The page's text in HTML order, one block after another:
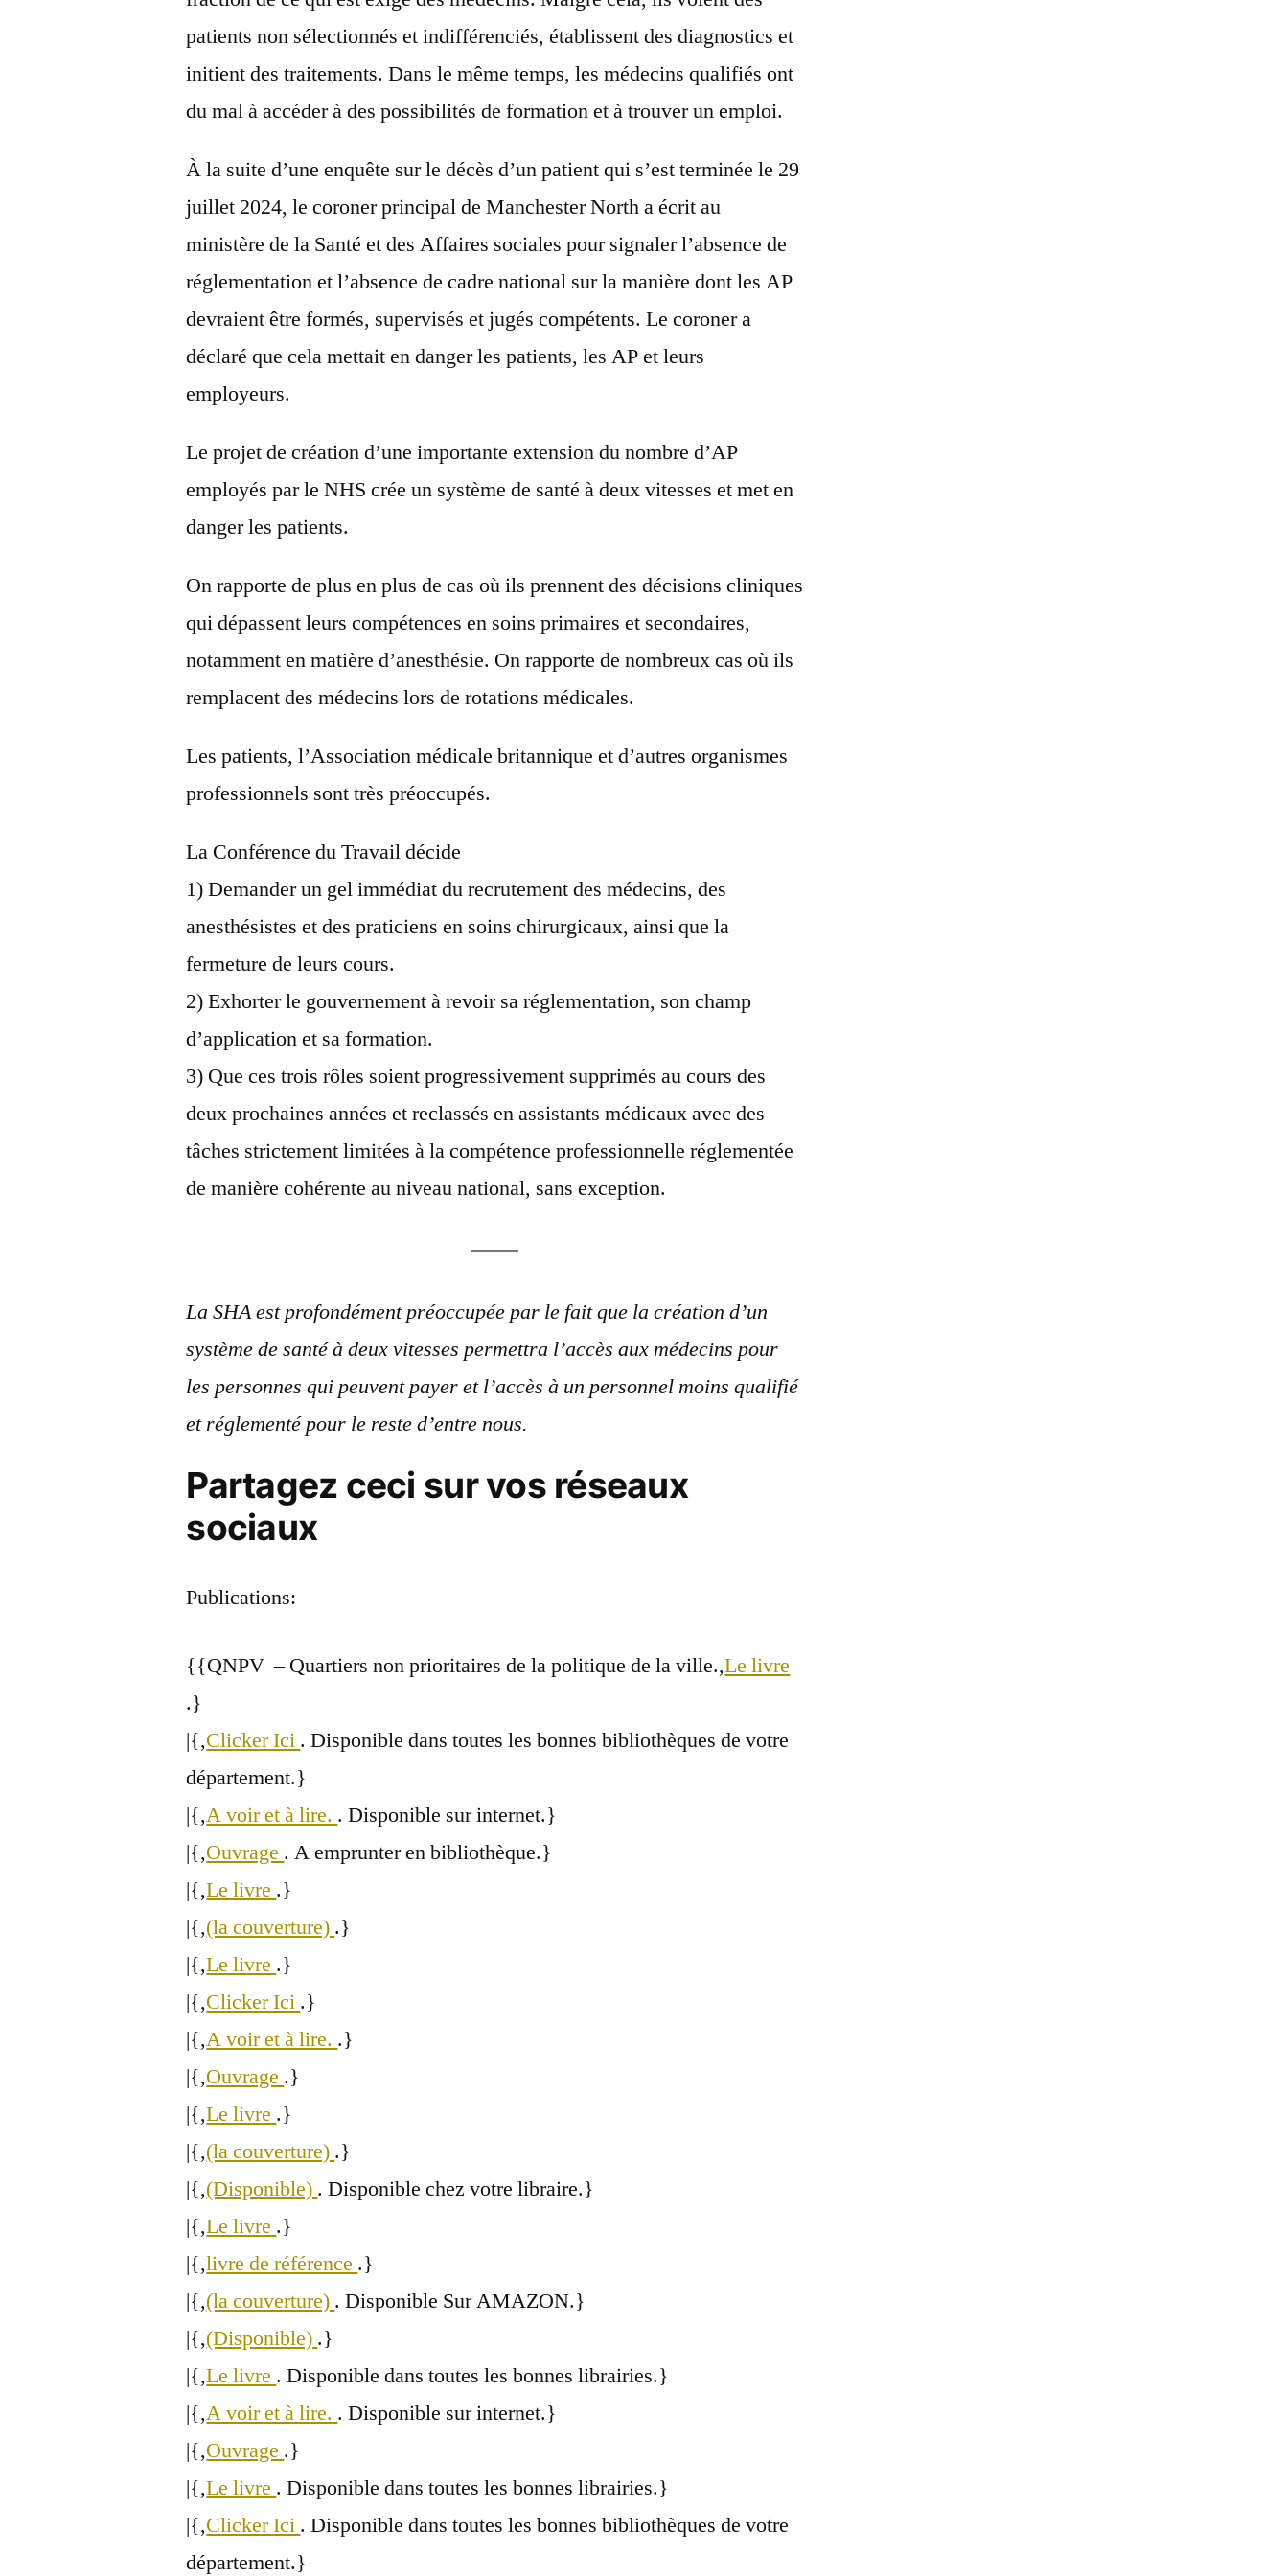
patients non sélectionnés et indifférenciés, établissent des diagnostics et
initient des traitements. Dans le même temps, les médecins qualifiés ont
du mal à accéder à des possibilités de formation et à trouver un emploi.
À la suite d’une enquête sur le décès d’un patient qui s’est terminée le 29
juillet 2024, le coroner principal de Manchester North a écrit au
ministère de la Santé et des Affaires sociales pour signaler l’absence de
réglementation et l’absence de cadre national sur la manière dont les AP
devraient être formés, supervisés et jugés compétents. Le coroner a
déclaré que cela mettait en danger les patients, les AP et leurs
employeurs.
Le projet de création d’une importante extension du nombre d’AP
employés par le NHS crée un système de santé à deux vitesses et met en
danger les patients.
On rapporte de plus en plus de cas où ils prennent des décisions cliniques
qui dépassent leurs compétences en soins primaires et secondaires,
notamment en matière d’anesthésie. On rapporte de nombreux cas où ils
remplacent des médecins lors de rotations médicales.
Les patients, l’Association médicale britannique et d’autres organismes
professionnels sont très préoccupés.
La Conférence du Travail décide
1) Demander un gel immédiat du recrutement des médecins, des
anesthésistes et des praticiens en soins chirurgicaux, ainsi que la
fermeture de leurs cours.
2) Exhorter le gouvernement à revoir sa réglementation, son champ
d’application et sa formation.
3) Que ces trois rôles soient progressivement supprimés au cours des
deux prochaines années et reclassés en assistants médicaux avec des
tâches strictement limitées à la compétence professionnelle réglementée
de manière cohérente au niveau national, sans exception.
La SHA est profondément préoccupée par le fait que la création d’un
système de santé à deux vitesses permettra l’accès aux médecins pour
les personnes qui peuvent payer et l’accès à un personnel moins qualifié
et réglementé pour le reste d’entre nous.
Partagez ceci sur vos réseaux
sociaux
Publications:
{{QNPV – Quartiers non prioritaires de la politique de la ville.,Le livre
.}
|{,Clicker Ici . Disponible dans toutes les bonnes bibliothèques de votre
département.}
|{,A voir et à lire. . Disponible sur internet.}
|{,Ouvrage . A emprunter en bibliothèque.}
|{,Le livre .}
|{,(la couverture) .}
|{,Le livre .}
|{,Clicker Ici .}
|{,A voir et à lire. .}
|{,Ouvrage .}
|{,Le livre .}
|{,(la couverture) .}
|{,(Disponible) . Disponible chez votre libraire.}
|{,Le livre .}
|{,livre de référence .}
|{,(la couverture) . Disponible Sur AMAZON.}
|{,(Disponible) .}
|{,Le livre . Disponible dans toutes les bonnes librairies.}
|{,A voir et à lire. . Disponible sur internet.}
|{,Ouvrage .}
|{,Le livre . Disponible dans toutes les bonnes librairies.}
|{,Clicker Ici . Disponible dans toutes les bonnes bibliothèques de votre
département.}